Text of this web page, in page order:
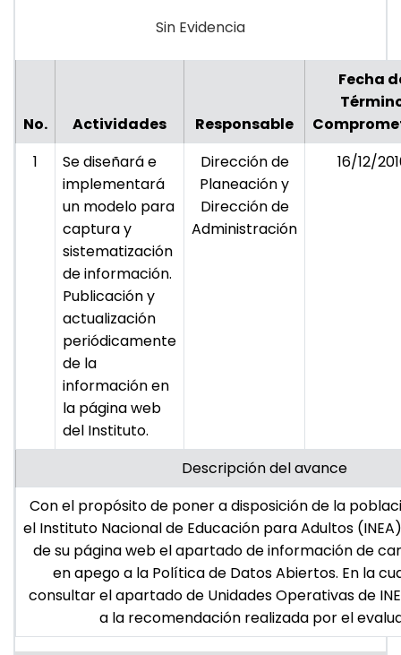
Sin Evidencia
No. Actividades Responsable
Fecha
1
Se diseñará e
implementará
un modelo para
captura y
sistematización
de información.
Publicación y
actualización
periódicamente
de la
información en
la página web
del Instituto.
Dirección de
Planeación y
Dirección de
Administración
16/12/
Descripción del avance
Con el propósito de poner a disposición de la
el Instituto Nacional de Educación para Adultos
de su página web el apartado de información de
en apego a la Política de Datos Abiertos. En la
consultar el apartado de Unidades Operativas de
a la recomendación realizada por el